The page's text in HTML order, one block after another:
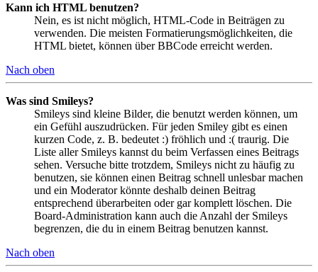
Kann ich HTML benutzen?
Nein, es ist nicht möglich, HTML-Code in Beiträgen zu
verwenden. Die meisten Formatierungsmöglichkeiten, die
HTML bietet, können über BBCode erreicht werden.
Nach oben
Was sind Smileys?
Smileys sind kleine Bilder, die benutzt werden können, um
ein Gefühl auszudrücken. Für jeden Smiley gibt es einen
kurzen Code, z. B. bedeutet :) fröhlich und :( traurig. Die
Liste aller Smileys kannst du beim Verfassen eines Beitrags
sehen. Versuche bitte trotzdem, Smileys nicht zu häufig zu
benutzen, sie können einen Beitrag schnell unlesbar machen
und ein Moderator könnte deshalb deinen Beitrag
entsprechend überarbeiten oder gar komplett löschen. Die
Board-Administration kann auch die Anzahl der Smileys
begrenzen, die du in einem Beitrag benutzen kannst.
Nach oben